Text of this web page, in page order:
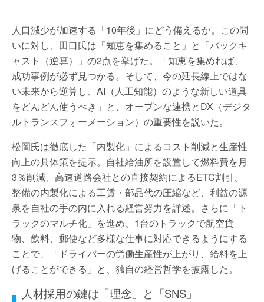
人口減少が加速する「10年後」にどう備えるか。この問
いに対し、田口氏は「知恵を集めること」と「バックキ
ャスト（逆算）」の2点を挙げた。「知恵を集めれば、
成功事例が必ず見つかる。そして、今の延長線上ではな
い未来から逆算し、AI（人工知能）のような新しい道具
をどんどん使うべき」と、オープンな連携とDX（デジタ
ルトランスフォーメーション）の重要性を説いた。
松岡氏は徹底した「内製化」によるコスト削減と生産性
向上の具体策を提示。自社給油所を設置して燃料費を月
3％削減、高速道路会社との直接契約によるETC割引、
整備の内製化による工賃・部品代の圧縮など、利益の源
泉を自社の手の内に入れる経営努力を詳述。さらに「ト
ラックのマルチ化」を進め、1台のトラックで航空貨
物、飲料、郵便など多様な仕事に対応できるようにする
ことで、「ドライバーの労働生産性が上がり、給料を上
げることができる」と、独自の経営哲学を披露した。
人材採用の鍵は「理念」と「SNS」